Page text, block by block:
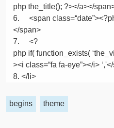
php the_title(); ?></a></
<span class=“date”
</span>
<?
php if( function_exists(
><i class=“fa fa-eye”></i>
</li>
begins theme